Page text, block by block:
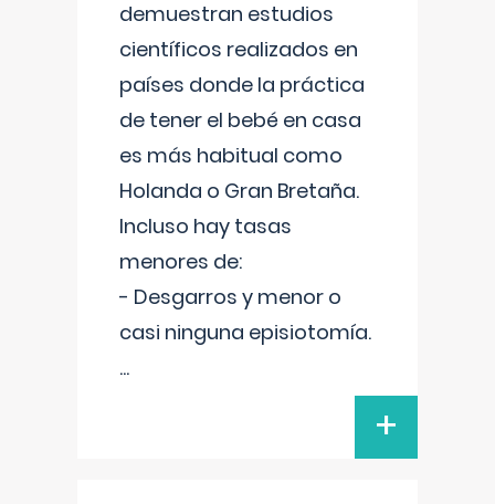
demuestran estudios
científicos realizados en
países donde la práctica
de tener el bebé en casa
es más habitual como
Holanda o Gran Bretaña.
Incluso hay tasas
menores de:
- Desgarros y menor o
casi ninguna episiotomía.
...
+